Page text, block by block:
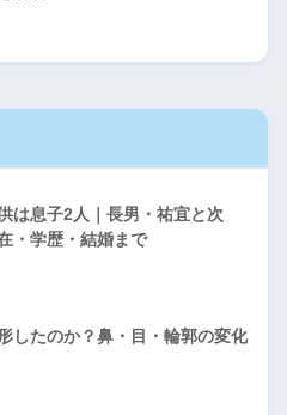
は息子2人｜長男・祐宜と次
・学歴・結婚まで
したのか？鼻・目・輪郭の変化